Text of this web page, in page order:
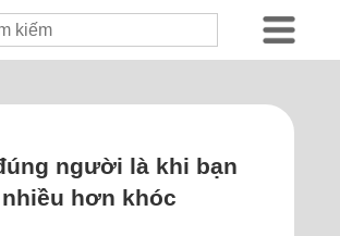
người là khi bạn
hơn khóc